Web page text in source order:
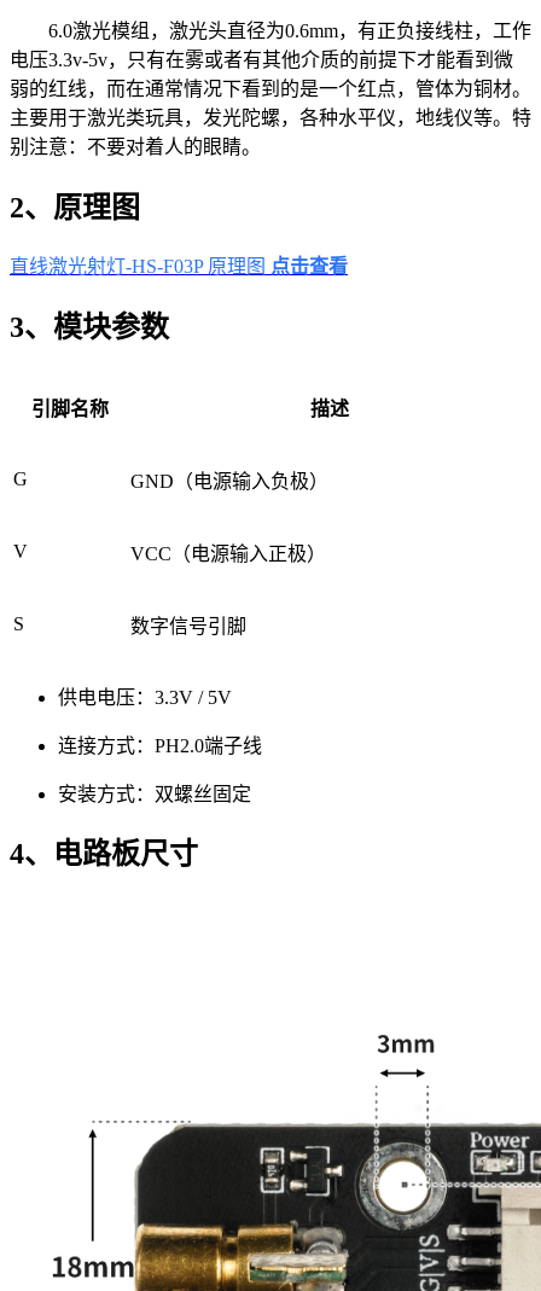
6.0激光模组，激光头直径为0.6mm，有正负接线柱，工作
电压3.3v-5v，只有在雾或者有其他介质的前提下才能看到微
弱的红线，而在通常情况下看到的是一个红点，管体为铜材。
主要用于激光类玩具，发光陀螺，各种水平仪，地线仪等。特
别注意：不要对着人的眼睛。
2、原理图
直线激光射灯-HS-F03P 原理图 点击查看
3、模块参数
引脚名称 描述
G GND（电源输入负极）
V VCC（电源输入正极）
S 数字信号引脚
供电电压：3.3V / 5V
连接方式：PH2.0端子线
安装方式：双螺丝固定
4、电路板尺寸